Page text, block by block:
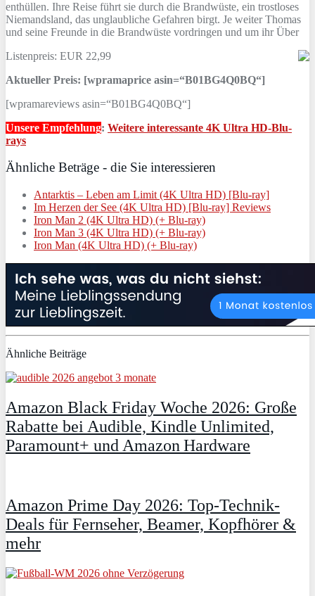
enthüllen. Ihre Reise führt sie durch die Brandwüste, ein trostloses
Niemandsland, das unglaubliche Gefahren birgt. Je weiter Thomas
und seine Freunde in die Brandwüste vordringen und um ihr Über
Listenpreis: EUR 22,99
Aktueller Preis: [wpramaprice asin=“B01BG4Q0BQ“]
[wpramareviews asin=“B01BG4Q0BQ“]
Unsere Empfehlung: Weitere interessante 4K Ultra HD-Blu-
rays
Ähnliche Beträge - die Sie interessieren
Antarktis – Leben am Limit (4K Ultra HD) [Blu-ray]
Im Herzen der See (4K Ultra HD) [Blu-ray] Reviews
Iron Man 2 (4K Ultra HD) (+ Blu-ray)
Iron Man 3 (4K Ultra HD) (+ Blu-ray)
Iron Man (4K Ultra HD) (+ Blu-ray)
Ähnliche Beiträge
Amazon Black Friday Woche 2026: Große
Rabatte bei Audible, Kindle Unlimited,
Paramount+ und Amazon Hardware
Amazon Prime Day 2026: Top-Technik-
Deals für Fernseher, Beamer, Kopfhörer &
mehr